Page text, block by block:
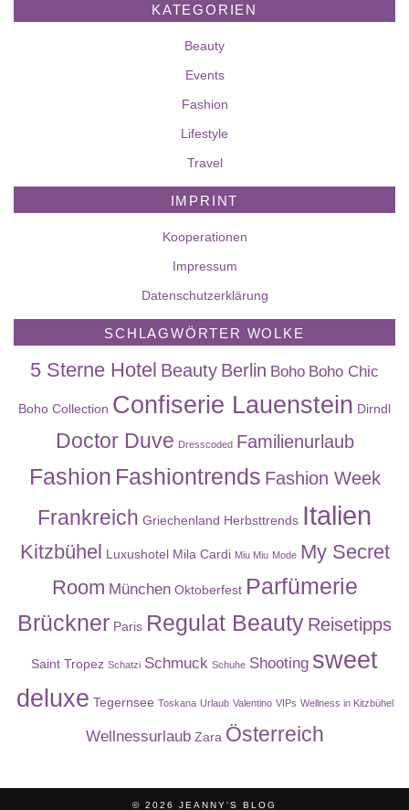
KATEGORIEN
Beauty
Events
Fashion
Lifestyle
Travel
IMPRINT
Kooperationen
Impressum
Datenschutzerklärung
SCHLAGWÖRTER WOLKE
5 Sterne Hotel Beauty Berlin Boho Boho Chic
Boho Collection Confiserie Lauenstein Dirndl
Doctor Duve Dresscoded Familienurlaub
Fashion Fashiontrends Fashion Week
Frankreich Griechenland Herbsttrends Italien
Kitzbühel Luxushotel Mila Cardi Miu Miu Mode My Secret
Room München Oktoberfest Parfümerie
Brückner Paris Regulat Beauty Reisetipps
Saint Tropez Schatzi Schmuck Schuhe Shooting sweet
deluxe Tegernsee Toskana Urlaub Valentino VIPs Wellness in Kitzbühel
Wellnessurlaub Zara Österreich
© 2026 JEANNY'S BLOG